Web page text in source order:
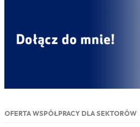
OFERTA WSPÓŁPRACY DLA SEKTORÓW